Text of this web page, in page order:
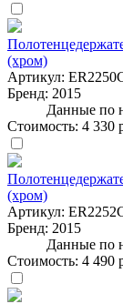
(хром)
Артикул:
Бренд: 2015
Данные по
Стоимость: 4 330
(хром)
Артикул:
Бренд: 2015
Данные по
Стоимость: 4 490